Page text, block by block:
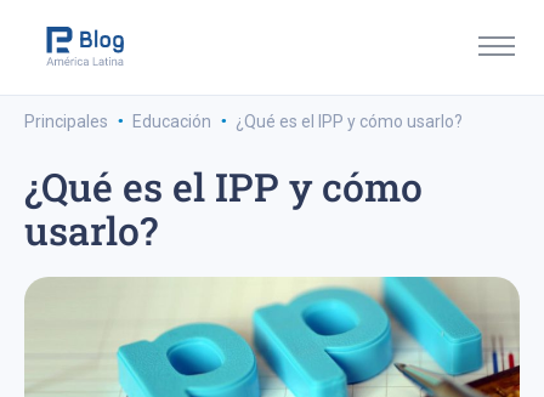
Principales · Educación · ¿Qué es el IPP y cómo usarlo?
¿Qué es el IPP y cómo
usarlo?